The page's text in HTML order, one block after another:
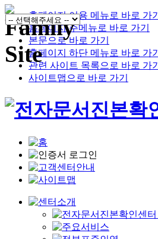
홈페이지 이용 메뉴로 바로 가기
홈페이지 주메뉴로 바로 가기
본문으로 바로 가기
홈페이지 하단 메뉴로 바로 가기
관련 사이트 목록으로 바로 가기
사이트맵으로 바로 가기